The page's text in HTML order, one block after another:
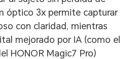
óptico 3x permite capturar
con claridad, mientras
mejorado por IA (como el
HONOR Magic7 Pro)